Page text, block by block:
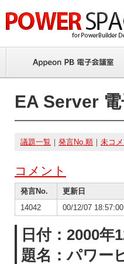
EA Server
議題一覧 ｜ 発言No.順 ｜ 未コメ
コメント
発言No. 更新日
14042
00/12/07 18:57:00
日付：2000
題名：パワー